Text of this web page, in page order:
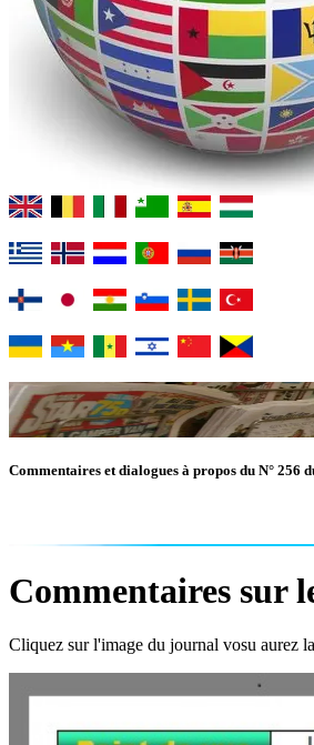
Commentaires et dialogues à propos du N° 256
Commentaires sur
Cliquez sur l'image du journal vosu aurez